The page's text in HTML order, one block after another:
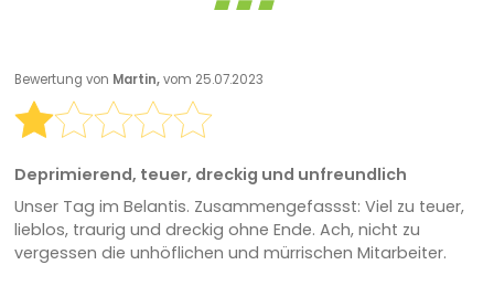
Bewertung von Martin,vom 25.07.2023
Deprimierend, teuer, dreckig und unfreundlich
Unser Tag im Belantis. Zusammengefassst: Viel zu teuer,
lieblos, traurig und dreckig ohne Ende. Ach, nicht zu
vergessen die unhöflichen und mürrischen Mitarbeiter.